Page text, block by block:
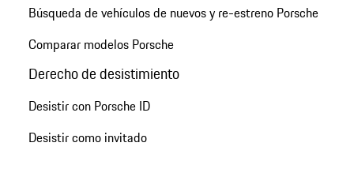
Búsqueda de vehículos de nuevos y re-estreno Porsche
Comparar modelos Porsche
Derecho de desistimiento
Desistir con Porsche ID
Desistir como invitado